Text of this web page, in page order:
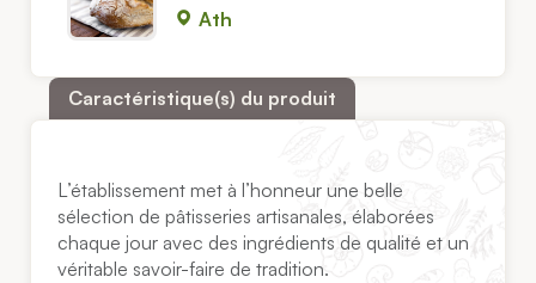
Ath
Caractéristique(s) du produit
L’établissement met à l’honneur une belle
sélection de pâtisseries artisanales, élaborées
chaque jour avec des ingrédients de qualité et un
véritable savoir-faire de tradition.